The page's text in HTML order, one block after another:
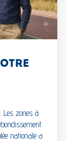
Les zones à
nationale a